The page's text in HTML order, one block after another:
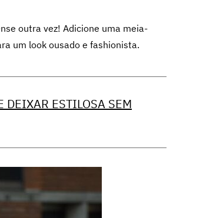
outra vez! Adicione uma meia-
um look ousado e fashionista.
DEIXAR ESTILOSA SEM